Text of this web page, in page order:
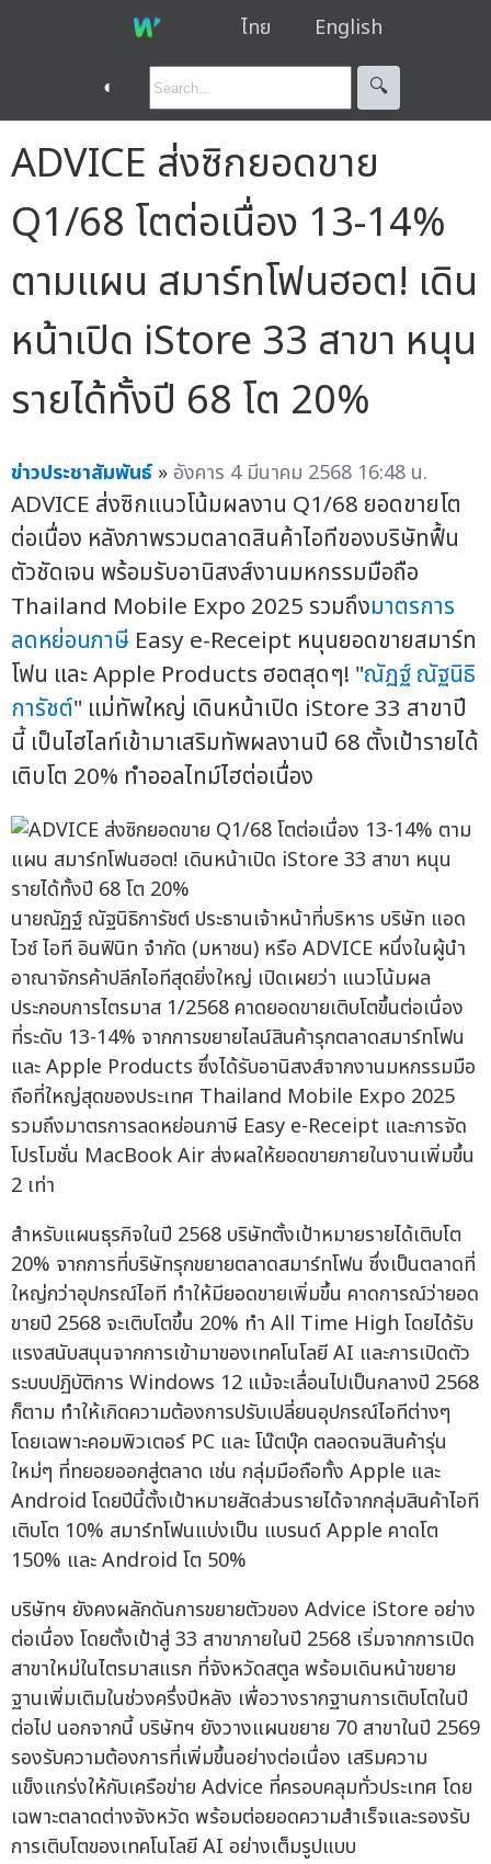
ไทย English
◐ 🔍︎
ADVICE ส่งซิกยอดขาย
Q1/68 โตต่อเนื่อง 13-14%
ตามแผน สมาร์ทโฟนฮอต! เดิน
หน้าเปิด iStore 33 สาขา หนุน
รายได้ทั้งปี 68 โต 20%
ข่าวประชาสัมพันธ์ » อังคาร 4 มีนาคม 2568 16:48 น.
ADVICE ส่งซิกแนวโน้มผลงาน Q1/68 ยอดขายโต
ต่อเนื่อง หลังภาพรวมตลาดสินค้าไอทีของบริษัทฟื้น
ตัวชัดเจน พร้อมรับอานิสงส์งานมหกรรมมือถือ
Thailand Mobile Expo 2025 รวมถึงมาตรการ
ลดหย่อนภาษี Easy e-Receipt หนุนยอดขายสมาร์ท
โฟน และ Apple Products ฮอตสุดๆ! "ณัฏฐ์ ณัฐนิธิ
การัชต์" แม่ทัพใหญ่ เดินหน้าเปิด iStore 33 สาขาปี
นี้ เป็นไฮไลท์เข้ามาเสริมทัพผลงานปี 68 ตั้งเป้ารายได้
เติบโต 20% ทำออลไทม์ไฮต่อเนื่อง
นายณัฏฐ์ ณัฐนิธิการัชต์ ประธานเจ้าหน้าที่บริหาร บริษัท แอด
ไวซ์ ไอที อินฟินิท จำกัด (มหาชน) หรือ ADVICE หนึ่งในผู้นำ
อาณาจักรค้าปลีกไอทีสุดยิ่งใหญ่ เปิดเผยว่า แนวโน้มผล
ประกอบการไตรมาส 1/2568 คาดยอดขายเติบโตขึ้นต่อเนื่อง
ที่ระดับ 13-14% จากการขยายไลน์สินค้ารุกตลาดสมาร์ทโฟน
และ Apple Products ซึ่งได้รับอานิสงส์จากงานมหกรรมมือ
ถือที่ใหญ่สุดของประเทศ Thailand Mobile Expo 2025
รวมถึงมาตรการลดหย่อนภาษี Easy e-Receipt และการจัด
โปรโมชั่น MacBook Air ส่งผลให้ยอดขายภายในงานเพิ่มขึ้น
2 เท่า
สำหรับแผนธุรกิจในปี 2568 บริษัทตั้งเป้าหมายรายได้เติบโต
20% จากการที่บริษัทรุกขยายตลาดสมาร์ทโฟน ซึ่งเป็นตลาดที่
ใหญ่กว่าอุปกรณ์ไอที ทำให้มียอดขายเพิ่มขึ้น คาดการณ์ว่ายอด
ขายปี 2568 จะเติบโตขึ้น 20% ทำ All Time High โดยได้รับ
แรงสนับสนุนจากการเข้ามาของเทคโนโลยี AI และการเปิดตัว
ระบบปฏิบัติการ Windows 12 แม้จะเลื่อนไปเป็นกลางปี 2568
ก็ตาม ทำให้เกิดความต้องการปรับเปลี่ยนอุปกรณ์ไอทีต่างๆ
โดยเฉพาะคอมพิวเตอร์ PC และ โน๊ตบุ๊ค ตลอดจนสินค้ารุ่น
ใหม่ๆ ที่ทยอยออกสู่ตลาด เช่น กลุ่มมือถือทั้ง Apple และ
Android โดยปีนี้ตั้งเป้าหมายสัดส่วนรายได้จากกลุ่มสินค้าไอที
เติบโต 10% สมาร์ทโฟนแบ่งเป็น แบรนด์ Apple คาดโต
150% และ Android โต 50%
บริษัทฯ ยังคงผลักดันการขยายตัวของ Advice iStore อย่าง
ต่อเนื่อง โดยตั้งเป้าสู่ 33 สาขาภายในปี 2568 เริ่มจากการเปิด
สาขาใหม่ในไตรมาสแรก ที่จังหวัดสตูล พร้อมเดินหน้าขยาย
ฐานเพิ่มเติมในช่วงครึ่งปีหลัง เพื่อวางรากฐานการเติบโตในปี
ต่อไป นอกจากนี้ บริษัทฯ ยังวางแผนขยาย 70 สาขาในปี 2569
รองรับความต้องการที่เพิ่มขึ้นอย่างต่อเนื่อง เสริมความ
แข็งแกร่งให้กับเครือข่าย Advice ที่ครอบคลุมทั่วประเทศ โดย
เฉพาะตลาดต่างจังหวัด พร้อมต่อยอดความสำเร็จและรองรับ
การเติบโตของเทคโนโลยี AI อย่างเต็มรูปแบบ